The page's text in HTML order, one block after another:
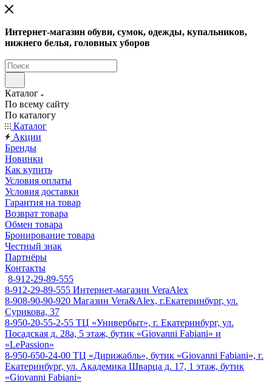
Интернет-магазин обуви, сумок, одежды, купальников,
нижнего белья, головных уборов
Каталог
По всему сайту
По каталогу
Каталог
Акции
Бренды
Новинки
Как купить
Условия оплаты
Условия доставки
Гарантия на товар
Возврат товара
Обмен товара
Бронирование товара
Честный знак
Партнёры
Контакты
8-912-29-89-555
8-912-29-89-555 Интернет-магазин VeraAlex
8-908-90-90-920 Магазин Vera&Alex, г.Екатеринбург, ул.
Сурикова, 37
8-950-20-55-2-55 ТЦ «Универбыт», г. Екатеринбург, ул.
Посадская д. 28а, 5 этаж, бутик «Giovanni Fabiani» и
«LePassion»
8-950-650-24-00 ТЦ «Дирижабль», бутик «Giovanni Fabiani», г.
Екатеринбург, ул. Академика Шварца д. 17, 1 этаж, бутик
«Giovanni Fabiani»